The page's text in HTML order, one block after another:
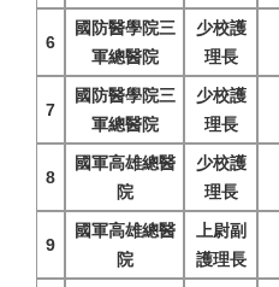
6
國防醫學院三
軍總醫院
少校護
理長
7
國防醫學院三
軍總醫院
少校護
理長
8
國軍高雄總醫
院
少校護
理長
9
國軍高雄總醫
院
上尉副
護理長